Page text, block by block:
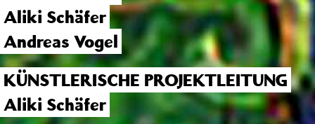
Aliki Schäfer
Andreas Vogel
KÜNSTLERISCHE PROJEKTLEITUNG
Aliki Schäfer